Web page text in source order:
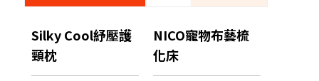
Silky Cool紓壓護
頸枕
NICO寵物布藝梳
化床